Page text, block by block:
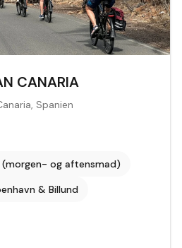
CANARIA
Spanien
(morgen- og aftensmad)
& Billund